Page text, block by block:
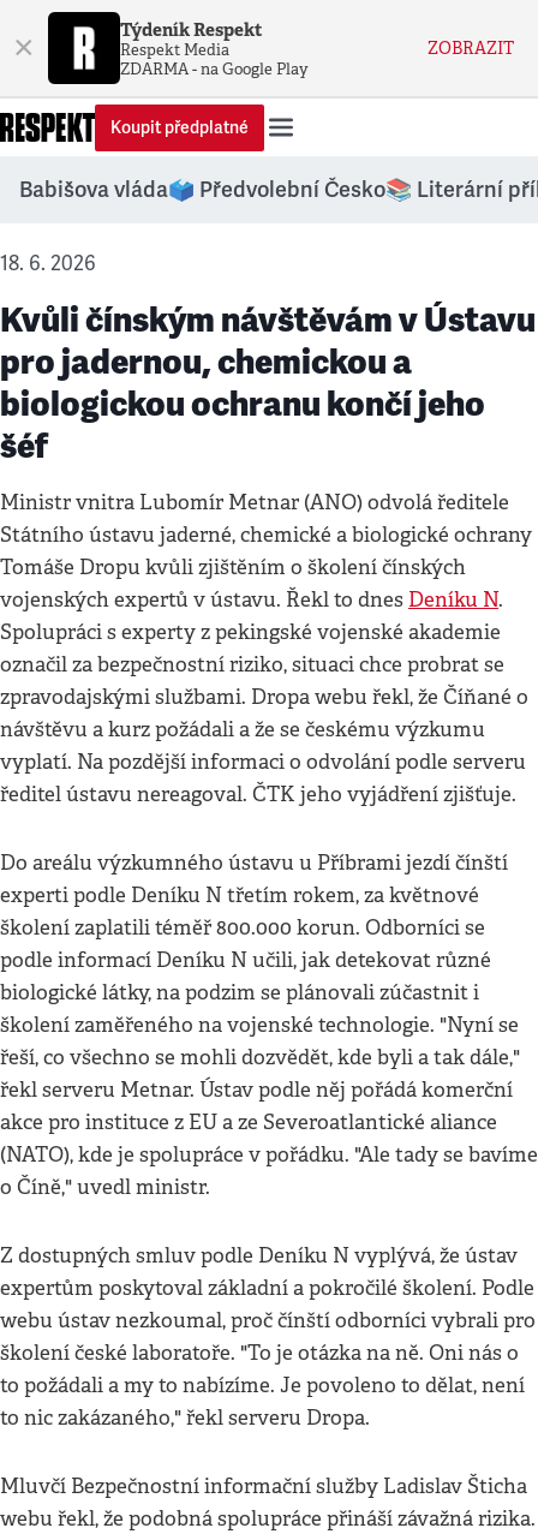
× Týdeník Respekt
Respekt Media
ZDARMA - na Google Play
ZOBRAZIT
Koupit předplatné
Babišova vláda🗳️ Předvolební Česko📚 Literární
18. 6. 2026
Kvůli čínským návštěvám v Ústavu
pro jadernou, chemickou a
biologickou ochranu končí jeho
šéf
Ministr vnitra Lubomír Metnar (ANO) odvolá ředitele
Státního ústavu jaderné, chemické a biologické ochrany
Tomáše Dropu kvůli zjištěním o školení čínských
vojenských expertů v ústavu. Řekl to dnes Deníku N.
Spolupráci s experty z pekingské vojenské akademie
označil za bezpečnostní riziko, situaci chce probrat se
zpravodajskými službami. Dropa webu řekl, že Číňané o
návštěvu a kurz požádali a že se českému výzkumu
vyplatí. Na pozdější informaci o odvolání podle serveru
ředitel ústavu nereagoval. ČTK jeho vyjádření zjišťuje.
Do areálu výzkumného ústavu u Příbrami jezdí čínští
experti podle Deníku N třetím rokem, za květnové
školení zaplatili téměř 800.000 korun. Odborníci se
podle informací Deníku N učili, jak detekovat různé
biologické látky, na podzim se plánovali zúčastnit i
školení zaměřeného na vojenské technologie. "Nyní se
řeší, co všechno se mohli dozvědět, kde byli a tak dále,"
řekl serveru Metnar. Ústav podle něj pořádá komerční
akce pro instituce z EU a ze Severoatlantické aliance
(NATO), kde je spolupráce v pořádku. "Ale tady se bavíme
o Číně," uvedl ministr.
Z dostupných smluv podle Deníku N vyplývá, že ústav
expertům poskytoval základní a pokročilé školení. Podle
webu ústav nezkoumal, proč čínští odborníci vybrali pro
školení české laboratoře. "To je otázka na ně. Oni nás o
to požádali a my to nabízíme. Je povoleno to dělat, není
to nic zakázaného," řekl serveru Dropa.
Mluvčí Bezpečnostní informační služby Ladislav Šticha
webu řekl, že podobná spolupráce přináší závažná rizika.